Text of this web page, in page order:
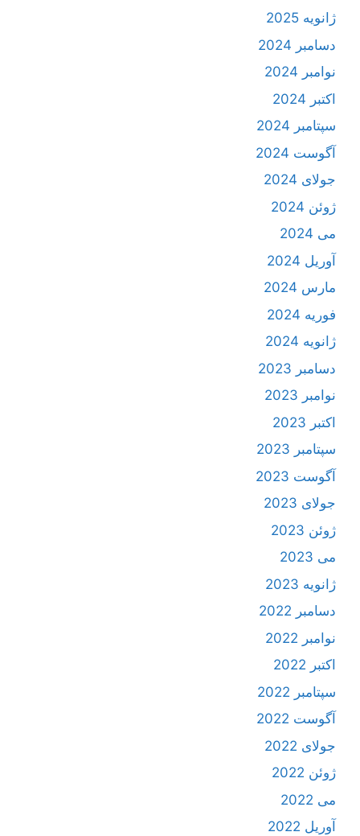
ژانویه 2025
دسامبر 2024
نوامبر 2024
اکتبر 2024
سپتامبر 2024
آگوست 2024
جولای 2024
ژوئن 2024
آوریل 2024
مارس 2024
فوریه 2024
ژانویه 2024
دسامبر 2023
نوامبر 2023
اکتبر 2023
سپتامبر 2023
آگوست 2023
جولای 2023
ژوئن 2023
ژانویه 2023
دسامبر 2022
نوامبر 2022
اکتبر 2022
سپتامبر 2022
آگوست 2022
جولای 2022
ژوئن 2022
آوریل 2022